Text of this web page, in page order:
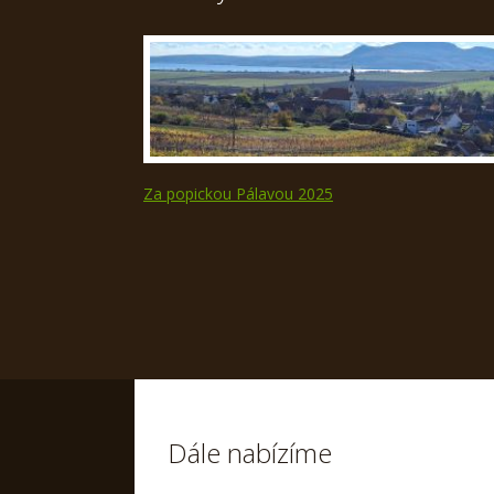
Za popickou Pálavou 2025
Dále nabízíme